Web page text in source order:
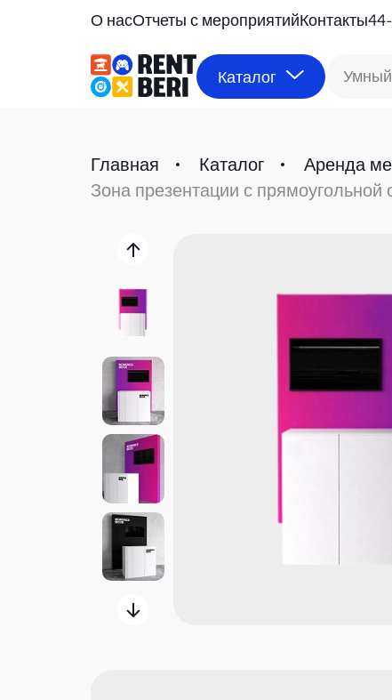
О насОтчеты с мероприятийКонтакты
Каталог
Главная Каталог Аренда
Зона презентации с прямоугольной